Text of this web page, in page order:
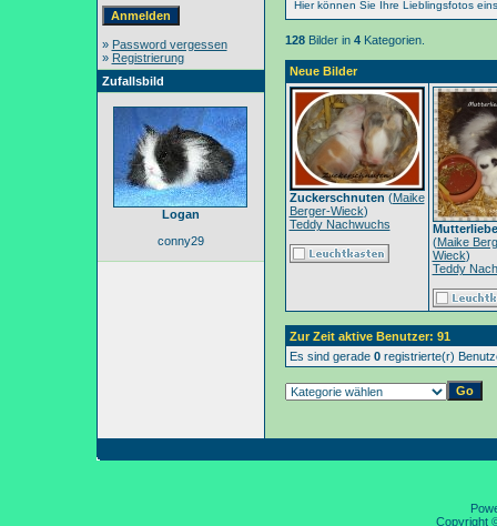
» Password vergessen
» Registrierung
Zufallsbild
Logan
conny29
Hier können Sie Ihre Lieblingsfotos
128Bilder in 4Kategorien.
Neue Bilder
Zuckerschnuten (Maike
Berger-Wieck)
Teddy Nachwuchs
Mutterliebe
(Maike
Wieck)
Teddy
Zur Zeit aktive Benutzer: 91
Es sind gerade 0registrierte(r)
Copyright